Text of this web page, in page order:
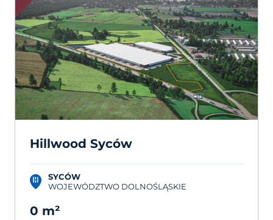
Hillwood Syców
SYCÓW
WOJEWÓDZTWO DOLNOŚLĄSKIE
0 m²